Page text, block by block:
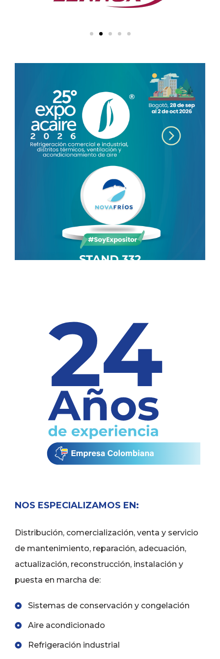
NOS ESPECIALIZAMOS EN:
Distribución, comercialización, venta y servicio
de mantenimiento, reparación, adecuación,
actualización, reconstrucción, instalación y
puesta en marcha de:
Sistemas de conservación y congelación
Aire acondicionado
Refrigeración industrial